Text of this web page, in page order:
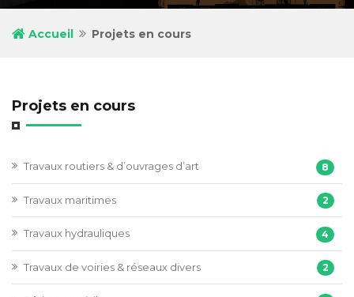
Accueil Projets en cours
Projets en cours
Travaux routiers & d’ouvrages d’art 8
Travaux maritimes 2
Travaux hydrauliques 4
Travaux de voiries & réseaux divers 2